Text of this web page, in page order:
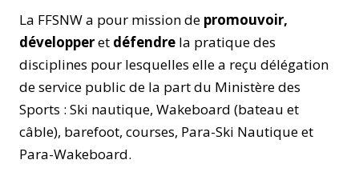
La FFSNW a pour mission de promouvoir,
développeret défendre la pratique des
disciplines pour lesquelles elle a reçu délégation
de service public de la part du Ministère des
Sports : Ski nautique, Wakeboard (bateau et
câble), barefoot, courses, Para-Ski Nautique et
Para-Wakeboard.